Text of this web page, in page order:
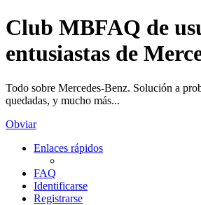
Club MBFAQ de
entusiastas de
Todo sobre Mercedes-Benz. Solución a
quedadas, y mucho más...
Obviar
Enlaces rápidos
FAQ
Identificarse
Registrarse